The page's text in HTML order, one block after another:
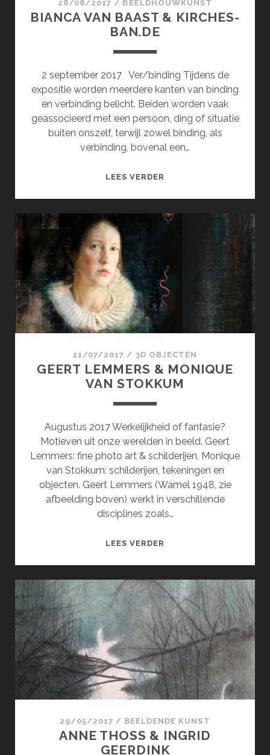
28/08/2017 / BEELDHOUWKUNST
BIANCA VAN BAAST & KIRCHES-
BAN.DE
2 september 2017 Ver/binding Tijdens de
expositie worden meerdere kanten van binding
en verbinding belicht. Beiden worden vaak
geassocieerd met een persoon, ding of situatie
buiten onszelf, terwijl zowel binding, als
verbinding, bovenal een…
LEES VERDER
&
11/07/2017 / 3D OBJECTEN
GEERT LEMMERS & MONIQUE
VAN STOKKUM
Augustus 2017 Werkelijkheid of fantasie?
Motieven uit onze werelden in beeld. Geert
Lemmers: fine photo art & schilderijen, Monique
van Stokkum: schilderijen, tekeningen en
objecten. Geert Lemmers (Wamel 1948, zie
afbeelding boven) werkt in verschillende
disciplines zoals…
LEES VERDER
MONIQUE
VAN
STOKKUM
29/05/2017 / BEELDENDE KUNST
ANNE THOSS & INGRID
GEERDINK